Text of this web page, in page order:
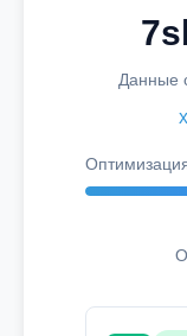
Данные